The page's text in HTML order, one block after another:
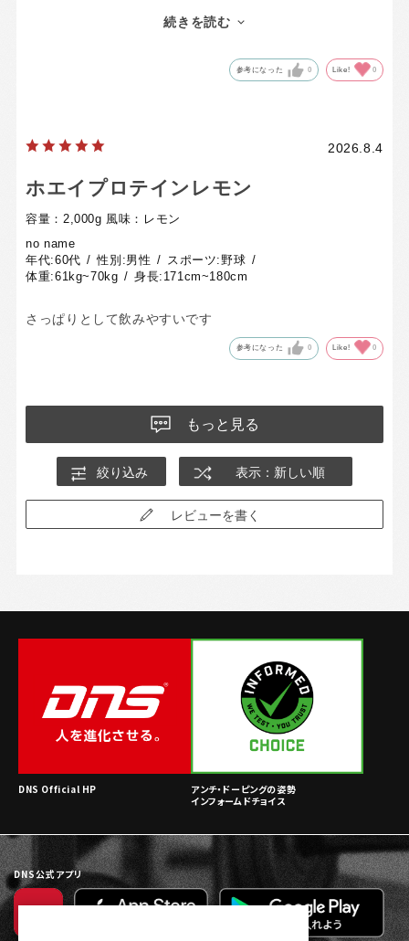
今後もお世話になると思います。
続きを読む
参考になった 0 Like! 0
2026.8.4
ホエイプロテインレモン
容量：2,000g 風味：レモン
no name
年代:60代 性別:男性 スポーツ: 野球
体重:61kg~70kg 身長: 171cm~180cm
さっぱりとして飲みやすいです
参考になった 0 Like! 0
もっと見る
絞り込み 表示：新しい順
レビューを書く
DNS Official HP
アンチ・ドーピングの姿勢
インフォームドチョイス
DNS公式アプリ